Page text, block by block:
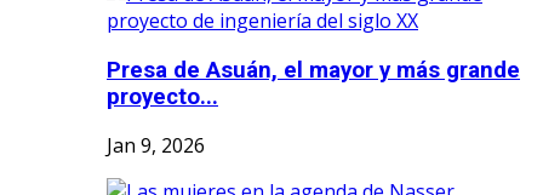
Presa de Asuán, el mayor y más grande
proyecto...
Jan 9, 2026